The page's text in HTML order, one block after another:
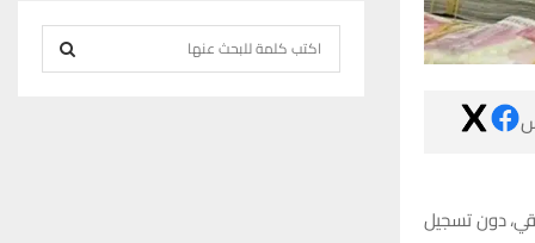
دون تسجيل
e